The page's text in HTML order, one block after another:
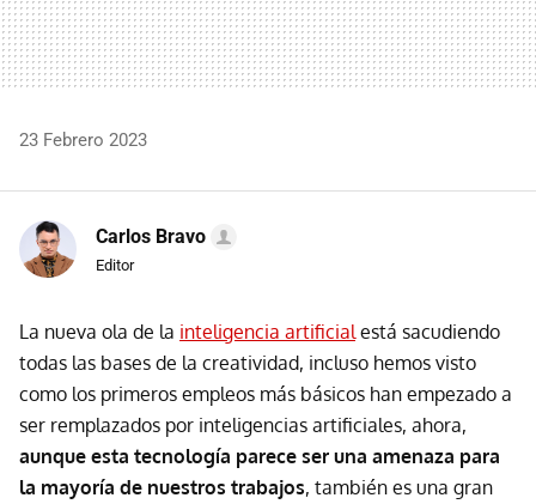
23 Febrero 2023
Carlos Bravo
Editor
La nueva ola de la inteligencia artificial está sacudiendo
todas las bases de la creatividad, incluso hemos visto
como los primeros empleos más básicos han empezado a
ser remplazados por inteligencias artificiales, ahora,
aunque esta tecnología parece ser una amenaza para
la mayoría de nuestros trabajos, también es una gran